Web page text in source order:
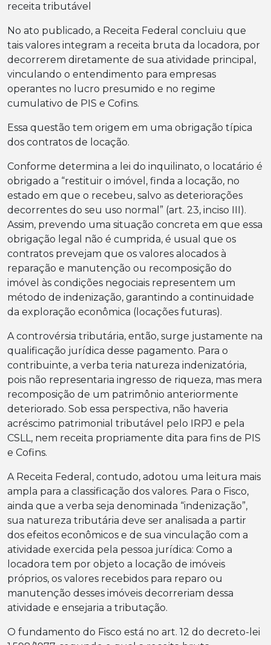
receita tributável
No ato publicado, a Receita Federal concluiu que
tais valores integram a receita bruta da locadora, por
decorrerem diretamente de sua atividade principal,
vinculando o entendimento para empresas
operantes no lucro presumido e no regime
cumulativo de PIS e Cofins.
Essa questão tem origem em uma obrigação típica
dos contratos de locação.
Conforme determina a lei do inquilinato, o locatário é
obrigado a “restituir o imóvel, finda a locação, no
estado em que o recebeu, salvo as deteriorações
decorrentes do seu uso normal” (art. 23, inciso III).
Assim, prevendo uma situação concreta em que essa
obrigação legal não é cumprida, é usual que os
contratos prevejam que os valores alocados à
reparação e manutenção ou recomposição do
imóvel às condições negociais representem um
método de indenização, garantindo a continuidade
da exploração econômica (locações futuras).
A controvérsia tributária, então, surge justamente na
qualificação jurídica desse pagamento. Para o
contribuinte, a verba teria natureza indenizatória,
pois não representaria ingresso de riqueza, mas mera
recomposição de um patrimônio anteriormente
deteriorado. Sob essa perspectiva, não haveria
acréscimo patrimonial tributável pelo IRPJ e pela
CSLL, nem receita propriamente dita para fins de PIS
e Cofins.
A Receita Federal, contudo, adotou uma leitura mais
ampla para a classificação dos valores. Para o Fisco,
ainda que a verba seja denominada “indenização”,
sua natureza tributária deve ser analisada a partir
dos efeitos econômicos e de sua vinculação com a
atividade exercida pela pessoa jurídica: Como a
locadora tem por objeto a locação de imóveis
próprios, os valores recebidos para reparo ou
manutenção desses imóveis decorreriam dessa
atividade e ensejaria a tributação.
O fundamento do Fisco está no art. 12 do decreto-lei